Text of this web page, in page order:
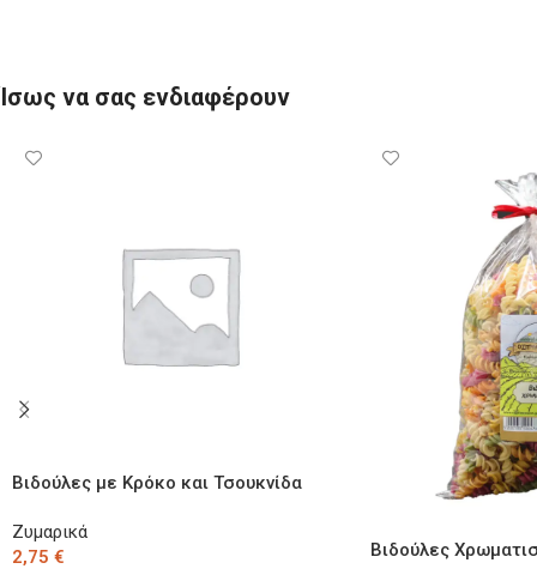
Ίσως να σας ενδιαφέρουν
Βιδούλες με Κρόκο και Τσουκνίδα
Ζυμαρικά
2,75 € Βιδούλες